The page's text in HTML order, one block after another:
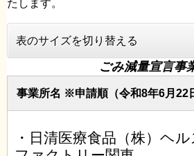
たします。
表のサイズを切り替える
ごみ減量宣言事
事業所名 ※申請順（令和8年6月22
・日清医療食品（株）ヘ